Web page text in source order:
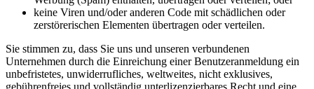
keine Viren und/oder anderen Code mit schädlichen oder
zerstörerischen Elementen übertragen oder verteilen.
Sie stimmen zu, dass Sie uns und unseren verbundenen
Unternehmen durch die Einreichung einer Benutzeranmeldung ein
unbefristetes, unwiderrufliches, weltweites, nicht exklusives,
gebührenfreies und vollständig unterlizenzierbares Recht und eine